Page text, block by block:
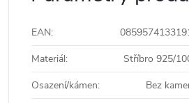
EAN:
Materiál:
Stříbro 925/
Osazení/kámen:
Bez